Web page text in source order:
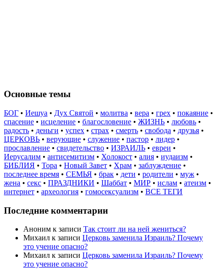
Основные темы
БОГ • Иешуа • Дух Святой • молитва • вера • грех • покаяние •
спасение • исцеление • благословение • ЖИЗНЬ • любовь •
радость • деньги • успех • страх • смерть • свобода • друзья •
ЦЕРКОВЬ • верующие • служение • пастор • лидер •
прославление • свидетельство • ИЗРАИЛЬ • евреи •
Иерусалим • антисемитизм • Холокост • алия • иудаизм •
БИБЛИЯ • Тора • Новый Завет • Храм • заблуждение •
последнее время • СЕМЬЯ • брак • дети • родители • муж •
жена • секс • ПРАЗДНИКИ • Шаббат • МИР • ислам • атеизм •
интернет • археология • гомосексуализм • ВСЕ ТЕГИ
Последние комментарии
Аноним к записи Так стоит ли на ней жениться?
Михаил к записи Церковь заменила Израиль? Почему
это учение опасно?
Михаил к записи Церковь заменила Израиль? Почему
это учение опасно?